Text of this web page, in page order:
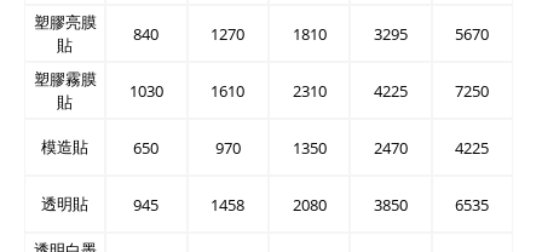
塑膠亮膜
貼
塑膠霧膜
貼
模造貼
透明貼
840
1030
650
945
1270
1610
970
1458
1810
2310
1350
2080
3295
4225
2470
3850
5670
7250
4225
6535